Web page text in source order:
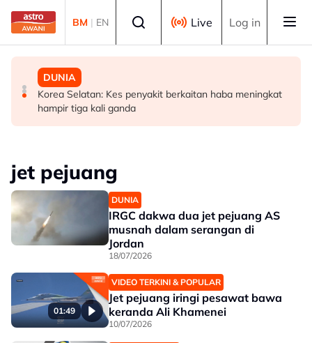
Skip to main content
BM | EN Live Log in
MALAYSIA
Sistem saringan kru penerbangan perlu dikaji semula,
pulihkan keyakinan penumpang - Tiong
MALAYSIA
UKM cipta sejarah anjur Konsert Diraja di DFP
DUNIA
Korea Selatan: Kes penyakit berkaitan haba meningkat
hampir tiga kali ganda
jet pejuang
DUNIA
IRGC dakwa dua jet pejuang AS
musnah dalam serangan di
Jordan
18/07/2026
01:49
VIDEO TERKINI & POPULAR
Jet pejuang iringi pesawat bawa
keranda Ali Khamenei
10/07/2026